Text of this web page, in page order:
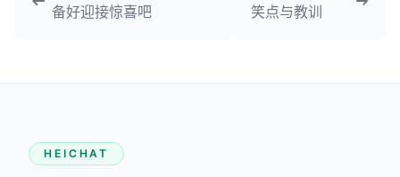
备好迎接惊喜吧
笑点与教训
HEICHAT